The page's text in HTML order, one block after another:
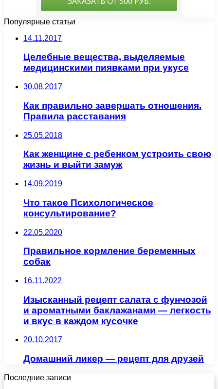
Популярные статьи
14.11.2017
Целебные вещества, выделяемые
медицинскими пиявками при укусе
30.08.2017
Как правильно завершать отношения.
Правила расставания
25.05.2018
Как женщине с ребенком устроить свою
жизнь и выйти замуж
14.09.2019
Что такое Психологическое
консультирование?
22.05.2020
Правильное кормление беременных
собак
16.11.2022
Изысканный рецепт салата с фунчозой
и ароматными баклажанами — легкость
и вкус в каждом кусочке
20.10.2017
Домашний ликер — рецепт для друзей
Последние записи